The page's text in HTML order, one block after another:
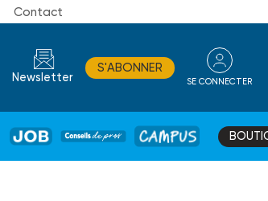
Contact
Newsletter
S'ABONNER
SE CONNECTER
JOB
DE
CAMPUS